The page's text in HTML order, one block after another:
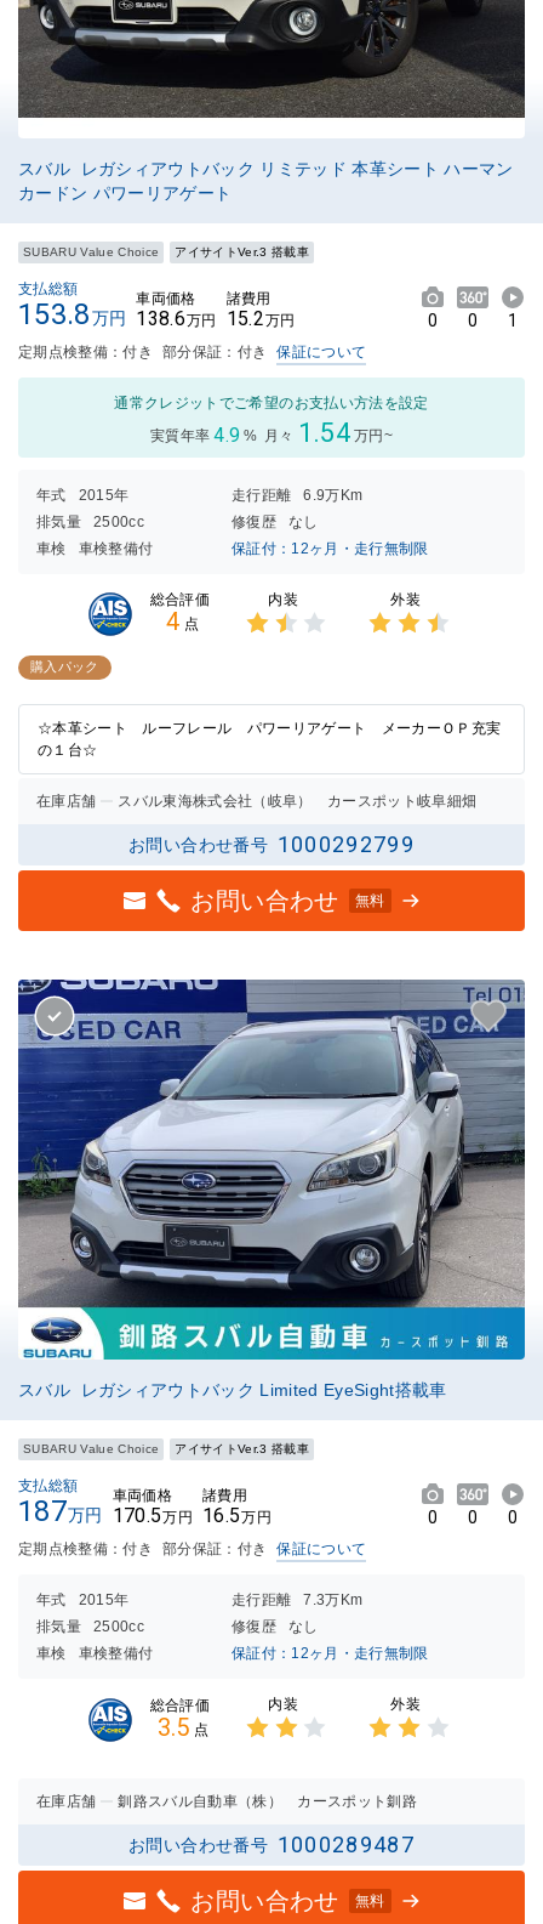
スバル レガシィアウトバック リミテッド 本革シート ハーマン
カードン パワーリアゲート
SUBARU Value Choice アイサイトVer.3 搭載車
支払総額
153.8万円
車両価格
138.6万円
諸費用
15.2万円 0 0 1
定期点検整備：付き 部分保証：付き 保証について
通常クレジットでご希望のお支払い方法を設定
実質年率 4.9 % 月々 1.54 万円~
年式 2015年 走行距離
6.9万Km
排気量
2500cc 修復歴
なし
車検
車検整備付 保証付：12ヶ月・走行無制限
総合評価
4 点
内装 外装
購入パック
☆本革シート ルーフレール パワーリアゲート メーカーＯＰ充実
の１台☆
在庫店舗 スバル東海株式会社（岐阜） カースポット岐阜細畑
お問い合わせ番号 1000292799
お問い合わせ 無料
スバル レガシィアウトバック Limited EyeSight搭載車
SUBARU Value Choice アイサイトVer.3 搭載車
支払総額
187万円
車両価格
170.5万円
諸費用
16.5万円 0 0 0
定期点検整備：付き 部分保証：付き 保証について
年式 2015年 走行距離
7.3万Km
排気量
2500cc 修復歴
なし
車検
車検整備付 保証付：12ヶ月・走行無制限
総合評価
3.5 点
内装
評価
外装
評価
在庫店舗 釧路スバル自動車（株） カースポット釧路
お問い合わせ番号 1000289487
お問い合わせ 無料